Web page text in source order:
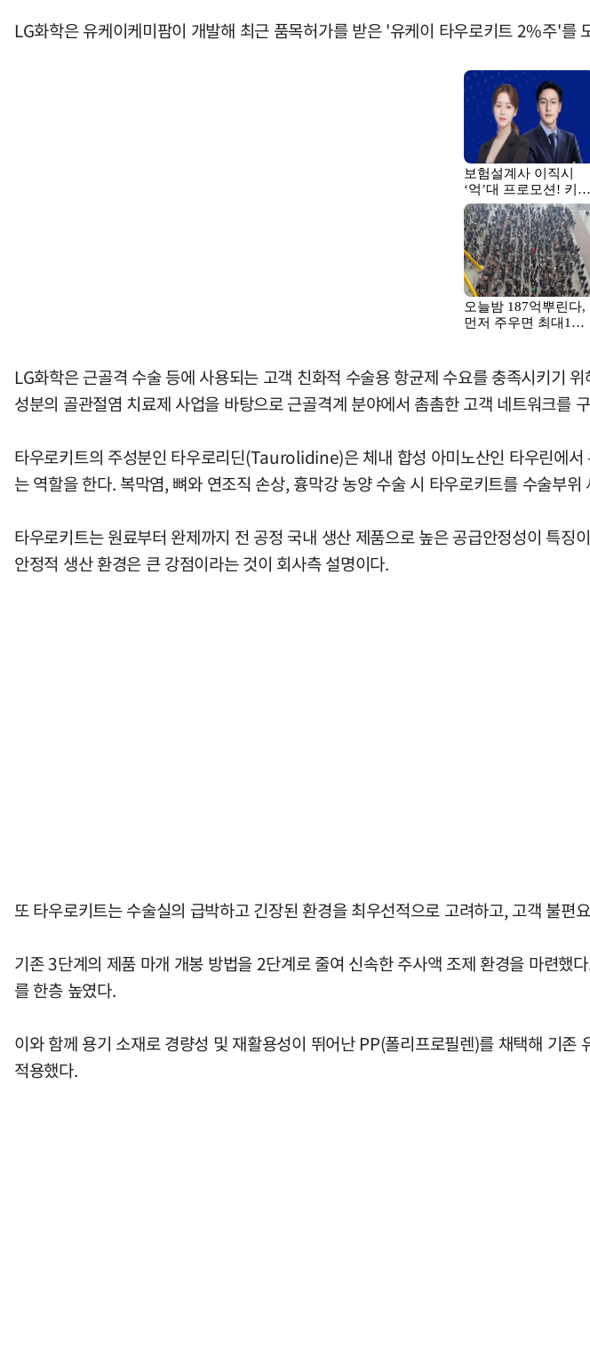
LG화학은 유케이케미팜이 개발해 최근 품목허가를 받은 '유케이 타우로키트 2%주'를
LG화학은 근골격 수술 등에 사용되는 고객 친화적 수술용 항균제 수요를 충족시키기
성분의 골관절염 치료제 사업을 바탕으로 근골격계 분야에서 촘촘한 고객 네트워크를
타우로키트의 주성분인 타우로리딘(Taurolidine)은 체내 합성 아미노산인 타우린에
는 역할을 한다. 복막염, 뼈와 연조직 손상, 흉막강 농양 수술 시 타우로키트를 수술부
타우로키트는 원료부터 완제까지 전 공정 국내 생산 제품으로 높은 공급안정성이 특
안정적 생산 환경은 큰 강점이라는 것이 회사측 설명이다.
또 타우로키트는 수술실의 급박하고 긴장된 환경을 최우선적으로 고려하고, 고객 불편
기존 3단계의 제품 마개 개봉 방법을 2단계로 줄여 신속한 주사액 조제 환경을 마련
를 한층 높였다.
이와 함께 용기 소재로 경량성 및 재활용성이 뛰어난 PP(폴리프로필렌)를 채택해 기
적용했다.